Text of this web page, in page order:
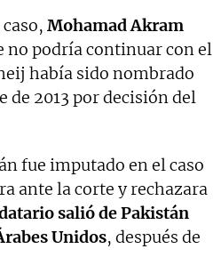
Mohamad Akram
no podría continuar con el
había sido nombrado
de 2013 por decisión del
fue imputado en el caso
ante la corte y rechazara
salió de Pakistán
Unidos, después de